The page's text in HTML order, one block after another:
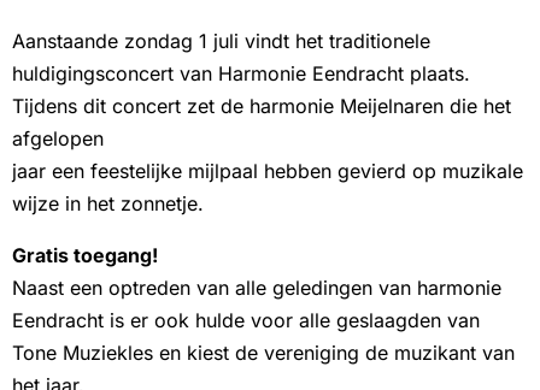
Aanstaande zondag 1 juli vindt het traditionele
huldigingsconcert van Harmonie Eendracht plaats.
Tijdens dit concert zet de harmonie Meijelnaren die het
afgelopen
jaar een feestelijke mijlpaal hebben gevierd op muzikale
wijze in het zonnetje.
Gratis toegang!
Naast een optreden van alle geledingen van harmonie
Eendracht is er ook hulde voor alle geslaagden van
Tone Muziekles en kiest de vereniging de muzikant van
het jaar.